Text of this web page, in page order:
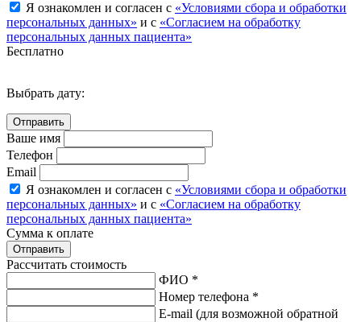
Я ознакомлен и согласен с «Условиями сбора и обработки
персональных данных» и с «Согласием на обработку
персональных данных пациента»
Бесплатно
Выбрать дату:
Ваше имя
Телефон
Email
Я ознакомлен и согласен с «Условиями сбора и обработки
персональных данных» и с «Согласием на обработку
персональных данных пациента»
Сумма к оплате
Рассчитать стоимость
ФИО *
Номер телефона *
E-mail (для возможной обратной